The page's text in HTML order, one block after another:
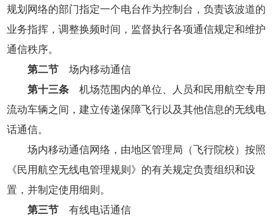
规划网络的部门指定一个电台作为控制台，负责该波道的
业务指挥，调整换频时间，监督执行各项通信规定和维护
通信秩序。
第二节场内移动通信
第十三条机场范围内的单位、人员和民用航空专用
流动车辆之间，建立传递保障飞行以及其他信息的无线电
话通信。
场内移动通信网络，由地区管理局（飞行院校）按照
《民用航空无线电管理规则》的有关规定负责组织和设
置，并制定使用细则。
第三节有线电话通信